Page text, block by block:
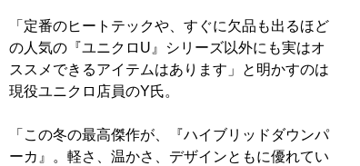
「定番のヒートテックや、すぐに欠品も出るほど
の人気の『ユニクロU』シリーズ以外にも実はオ
ススメできるアイテムはあります」と明かすのは
現役ユニクロ店員のY氏。
「この冬の最高傑作が、『ハイブリッドダウンパ
ーカ』。軽さ、温かさ、デザインともに優れてい